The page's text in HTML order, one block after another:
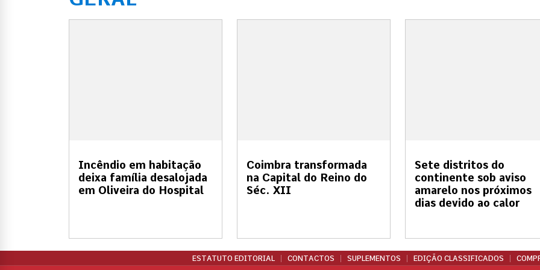
Incêndio em habitação
deixa família desalojada
em Oliveira do Hospital
Coimbra transformada
na Capital do Reino do
Séc. XII
Sete distritos do
continente sob aviso
amarelo nos próximos
dias devido ao calor
ESTATUTO EDITORIAL CONTACTOS SUPLEMENTOS EDIÇÃO CLASSIFICADOS